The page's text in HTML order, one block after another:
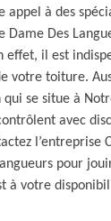
à des
Dame Des
effet, il est
votre toiture.
qui se situe à
avec
l’entreprise
pour
à votre